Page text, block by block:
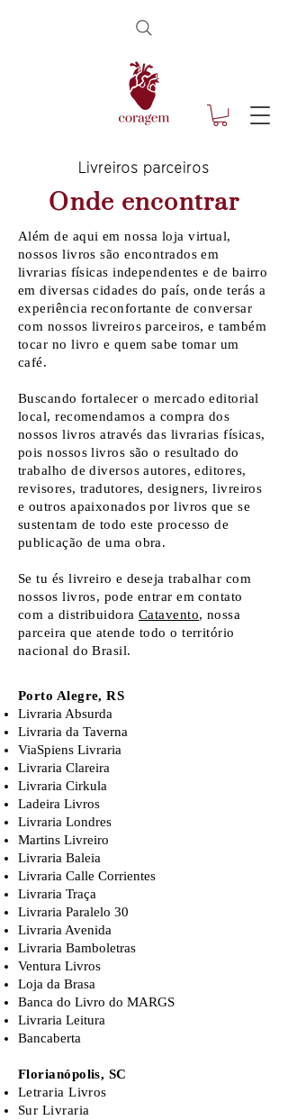
Livreiros parceiros
Onde encontrar
Além de aqui em nossa loja virtual,
nossos livros são encontrados em
livrarias físicas independentes e de bairro
em diversas cidades do país, onde terás a
experiência reconfortante de conversar
com nossos livreiros parceiros, e também
tocar no livro e quem sabe tomar um
café.
Buscando fortalecer o mercado editorial
local, recomendamos a compra dos
nossos livros através das livrariasfísicas,
pois nossos livros são o resultado do
trabalho de diversos autores, editores,
revisores, tradutores, designers, livreiros
e outros apaixonados por livros que se
sustentam de todo este processo de
publicação de uma obra.
Se tu és livreiro e deseja trabalhar com
nossos livros, pode entrar em contato
com a distribuidora Catavento, nossa
parceira que atende todo o território
nacional do Brasil.
Porto Alegre, RS
Livraria Absurda
Livraria da Taverna
ViaSpiens Livraria
Livraria Clareira
Livraria Cirkula
Ladeira Livros
Livraria Londres
Martins Livreiro
Livraria Baleia
Livraria Calle Corrientes
Livraria Traça
Livraria Paralelo 30
Livraria Avenida
Livraria Bamboletras
Ventura Livros
Loja da Brasa
Banca do Livro do MARGS
Livraria Leitura
Bancaberta
Florianópolis, SC
Letraria Livros
Sur Livraria